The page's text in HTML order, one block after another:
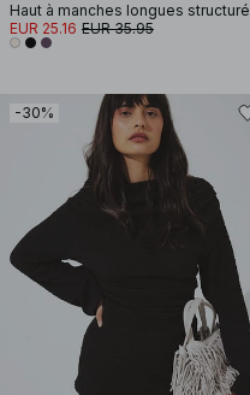
Haut à manches longues structuré
EUR 25.16 EUR 35.95
-30%